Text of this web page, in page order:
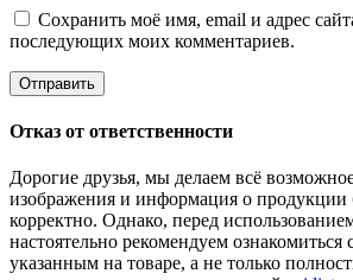
Сохранить моё имя, email и адрес
последующих моих комментариев.
Отказ от ответственности
Дорогие друзья, мы делаем всё
изображения и информация о продукции
корректно. Однако, перед
настоятельно рекомендуем ознакомиться
указанным на товаре, а не только